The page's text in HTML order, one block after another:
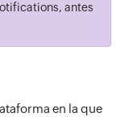
antes
en la que